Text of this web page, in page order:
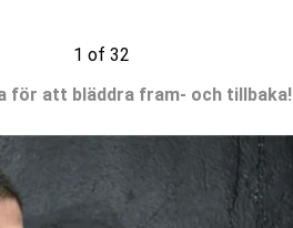
1 of 32
för att bläddra fram- och tillbaka!